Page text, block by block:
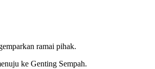
ramai pihak.
ke Genting Sempah.